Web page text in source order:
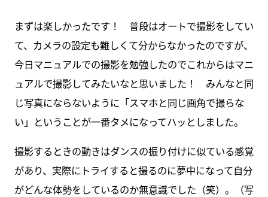
まずは楽しかったです！ 普段はオートで撮影をしてい
て、カメラの設定も難しくて分からなかったのですが、
今日マニュアルでの撮影を勉強したのでこれからはマニ
ュアルで撮影してみたいなと思いました！ みんなと同
じ写真にならないように「スマホと同じ画角で撮らな
い」ということが一番タメになってハッとしました。
撮影するときの動きはダンスの振り付けに似ている感覚
があり、実際にトライすると撮るのに夢中になって自分
がどんな体勢をしているのか無意識でした（笑）。（写